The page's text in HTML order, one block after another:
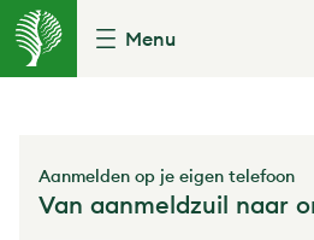
Menu
Aanmelden op je eigen telefoon
Van aanmeldzuil naar